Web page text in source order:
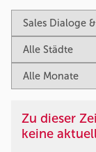
Zu dieser
keine